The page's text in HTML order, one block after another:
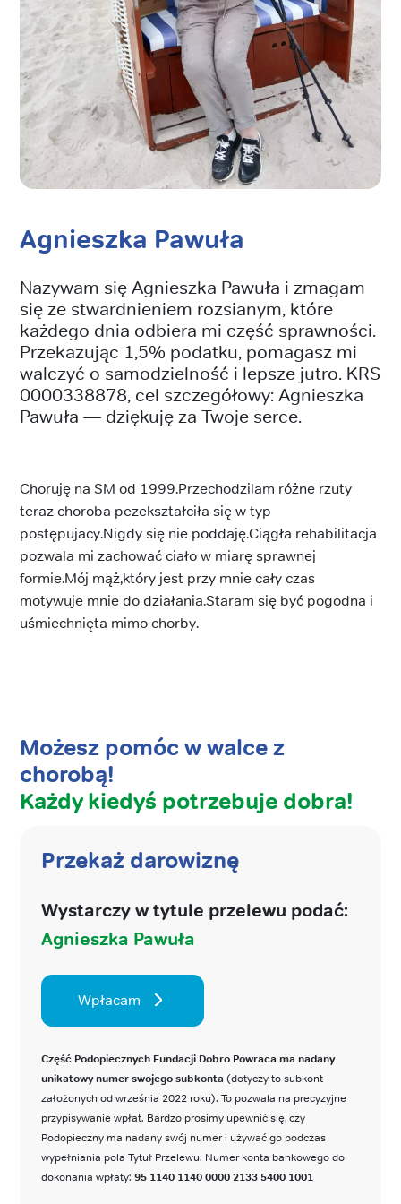
Agnieszka Pawuła
Nazywam się Agnieszka Pawuła i zmagam
się ze stwardnieniem rozsianym, które
każdego dnia odbiera mi część sprawności.
Przekazując 1,5% podatku, pomagasz mi
walczyć o samodzielność i lepsze jutro. KRS
0000338878, cel szczegółowy: Agnieszka
Pawuła — dziękuję za Twoje serce.
Choruję na SM od 1999.Przechodzilam różne rzuty
teraz choroba pezekształciła się w typ
postępujacy.Nigdy się nie poddaję.Ciągła rehabilitacja
pozwala mi zachować ciało w miarę sprawnej
formie.Mój mąż,który jest przy mnie cały czas
motywuje mnie do działania.Staram się być pogodna i
uśmiechnięta mimo chorby.
Możesz pomóc w walce z
chorobą!
Każdy kiedyś potrzebuje dobra!
Przekaż darowiznę
Wystarczy w tytule przelewu podać:
Agnieszka Pawuła
Wpłacam
Część Podopiecznych Fundacji Dobro Powraca ma nadany
unikatowy numer swojego subkonta (dotyczy to subkont
założonych od września 2022 roku). To pozwala na precyzyjne
przypisywanie wpłat. Bardzo prosimy upewnić się, czy
Podopieczny ma nadany swój numer i używać go podczas
wypełniania pola Tytuł Przelewu. Numer konta bankowego do
dokonania wpłaty: 95 1140 1140 0000 2133 5400 1001